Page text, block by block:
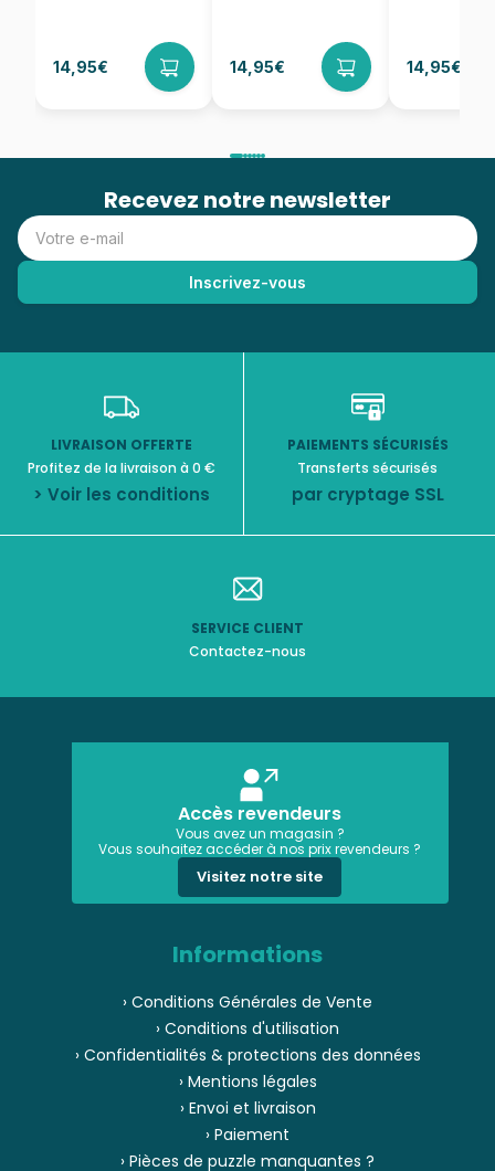
14,95€ 14,95€ 14,95€
Recevez notre newsletter
LIVRAISON OFFERTE
Profitez de la livraison à 0 €
> Voir les conditions
PAIEMENTS SÉCURISÉS
Transferts sécurisés
par cryptage SSL
SERVICE CLIENT
Contactez-nous
Accès revendeurs
Vous avez un magasin ?
Vous souhaitez accéder à nos prix revendeurs ?
Visitez notre site
Informations
› Conditions Générales de Vente
› Conditions d'utilisation
› Confidentialités & protections des données
› Mentions légales
› Envoi et livraison
› Paiement
› Pièces de puzzle manquantes ?